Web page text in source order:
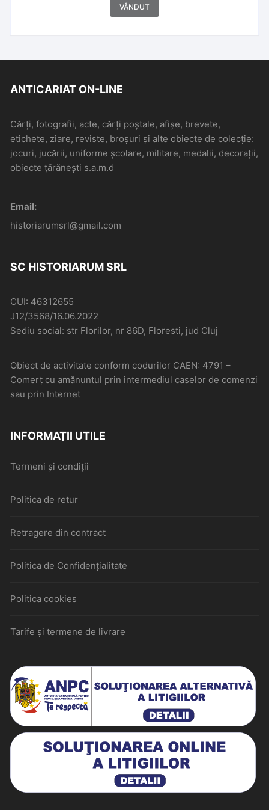
VÂNDUT
ANTICARIAT ON-LINE
Cărți, fotografii, acte, cărți poștale, afișe, brevete,
etichete, ziare, reviste, broșuri și alte obiecte de colecție:
jocuri, jucării, uniforme școlare, militare, medalii, decorații,
obiecte țărănești s.a.m.d
Email:
historiarumsrl@gmail.com
SC HISTORIARUM SRL
CUI: 46312655
J12/3568/16.06.2022
Sediu social: str Florilor, nr 86D, Floresti, jud Cluj
Obiect de activitate conform codurilor CAEN: 4791 –
Comerţ cu amănuntul prin intermediul caselor de comenzi
sau prin Internet
INFORMAȚII UTILE
Termeni și condiții
Politica de retur
Retragere din contract
Politica de Confidențialitate
Politica cookies
Tarife și termene de livrare